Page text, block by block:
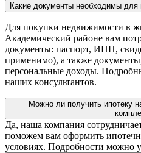
Какие документы необходимы для
Для покупки недвижимости в
Академический районе вам
документы: паспорт, ИНН,
применимо), а также
персональные доходы.
наших консультантов.
Можно ли получить ипотеку
Да, наша компания
поможем вам оформить
условиях. Подробности можно